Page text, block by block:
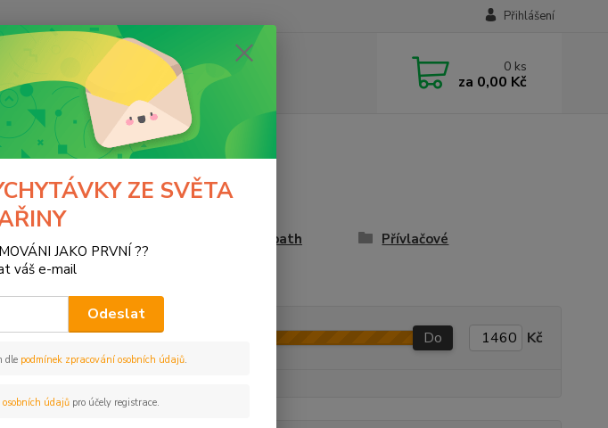
Přihlášení
0 ks
za 0,00 Kč
podle rybolovu
Kaprařské Carpath
Přívlačové
Do Kč
ZE SVĚTA
JAKO PRVNÍ ??
váš e-mail
Odeslat
dle podmínek zpracování osobních údajů.
údajůpro účely registrace.